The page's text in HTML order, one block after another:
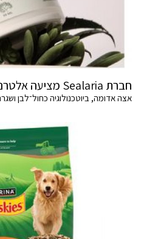
חברת Sealaria מציעה אלטרנטיבה מדעית לשוק הטיפוח
אצה אדומה, ביוטכנולוגיה כחול־לבן